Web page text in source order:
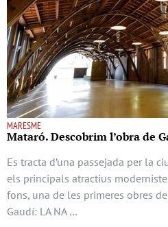
MARESME
Mataró. Descobrim l’obra de
Es tracta d’una passejada per la
els principals atractius
fons, una de les primeres obres
Gaudí: LA NA …